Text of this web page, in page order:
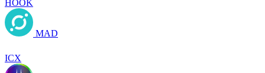
HOOK
MAD
ICX